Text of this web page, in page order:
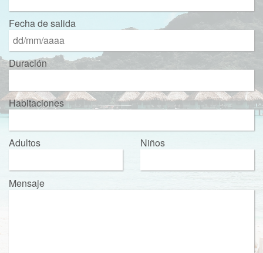
Fecha de salida
Duración
Habitaciones
Adultos Niños
Mensaje